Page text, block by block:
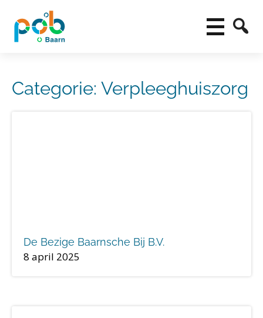
Categorie: Verpleeghuiszorg
De Bezige Baarnsche Bij B.V.
8 april 2025